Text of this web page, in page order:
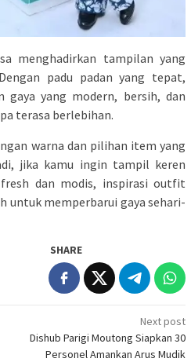
menghadirkan tampilan yang
padu padan yang tepat,
gaya yang modern, bersih, dan
terasa berlebihan.
warna dan pilihan item yang
jika kamu ingin tampil keren
dan modis, inspirasi outfit
untuk memperbarui gaya sehari-
SHARE
Next post
Dishub Parigi Moutong Siapkan 30
Personel Amankan Arus Mudik